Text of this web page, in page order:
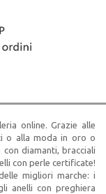
online. Grazie alle
o alla moda in oro o
diamanti, bracciali
con perle certificate!
migliori marche: i
anelli con preghiera